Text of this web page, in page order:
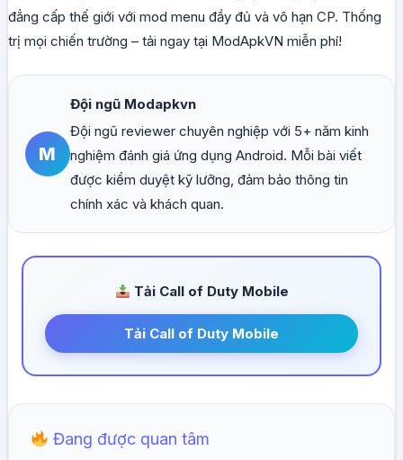
đẳng cấp thế giới với mod menu đầy đủ và vô hạn CP. Thống
trị mọi chiến trường – tải ngay tại ModApkVN miễn phí!
M
Đội ngũ Modapkvn
Đội ngũ reviewer chuyên nghiệp với 5+ năm kinh
nghiệm đánh giá ứng dụng Android. Mỗi bài viết
được kiểm duyệt kỹ lưỡng, đảm bảo thông tin
chính xác và khách quan.
Tải Call of Duty Mobile
Tải Call of Duty Mobile
Đang được quan tâm